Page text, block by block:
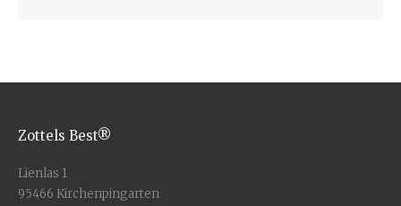
Zottels Best®
Lienlas 1
95466 Kirchenpingarten